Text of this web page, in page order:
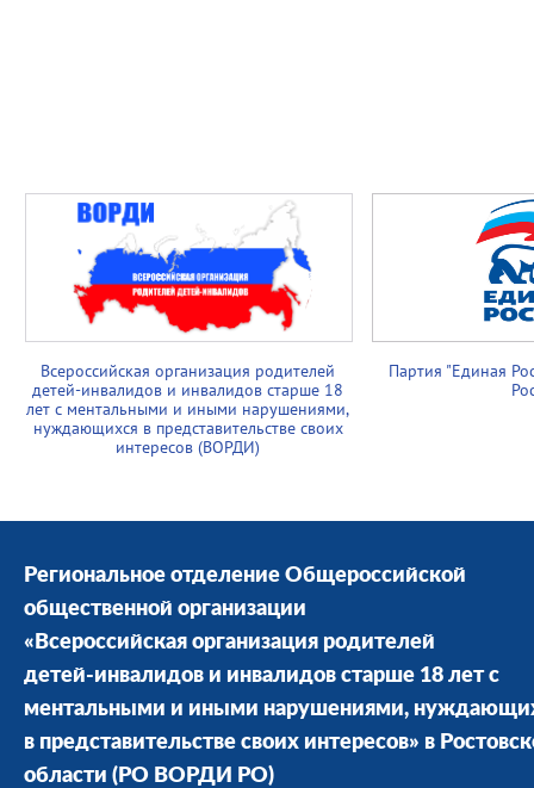
Всероссийская организация родителей
детей-инвалидов и инвалидов старше 18
лет с ментальными и иными нарушениями,
нуждающихся в представительстве своих
интересов (ВОРДИ)
Партия "Единая
Региональное отделение Общероссийской
общественной организации
«Всероссийская организация родителей
детей-инвалидов и инвалидов старше 18 лет с
ментальными и иными нарушениями,
в представительстве своих интересов» в
области (РО ВОРДИ РО)